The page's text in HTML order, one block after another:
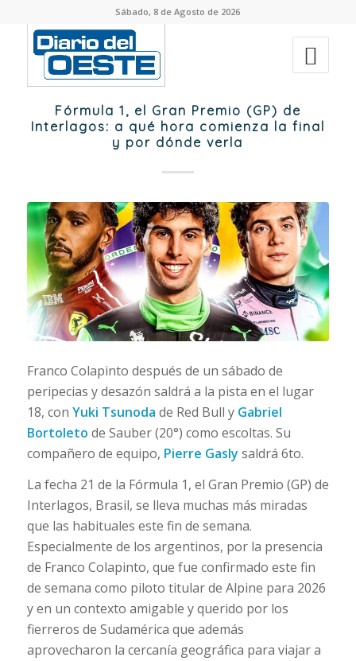
Sábado, 8 de Agosto de 2026
Fórmula 1, el Gran Premio (GP) de
Interlagos: a qué hora comienza la final
y por dónde verla
Franco Colapinto después de un sábado de
peripecias y desazón saldrá a la pista en el lugar
18, con Yuki Tsunoda de Red Bull y Gabriel
Bortoleto de Sauber (20°) como escoltas. Su
compañero de equipo, Pierre Gasly saldrá 6to.
La fecha 21 de la Fórmula 1, el Gran Premio (GP) de
Interlagos, Brasil, se lleva muchas más miradas
que las habituales este fin de semana.
Especialmente de los argentinos, por la presencia
de Franco Colapinto, que fue confirmado este fin
de semana como piloto titular de Alpine para 2026
y en un contexto amigable y querido por los
fierreros de Sudamérica que además
aprovecharon la cercanía geográfica para viajar a